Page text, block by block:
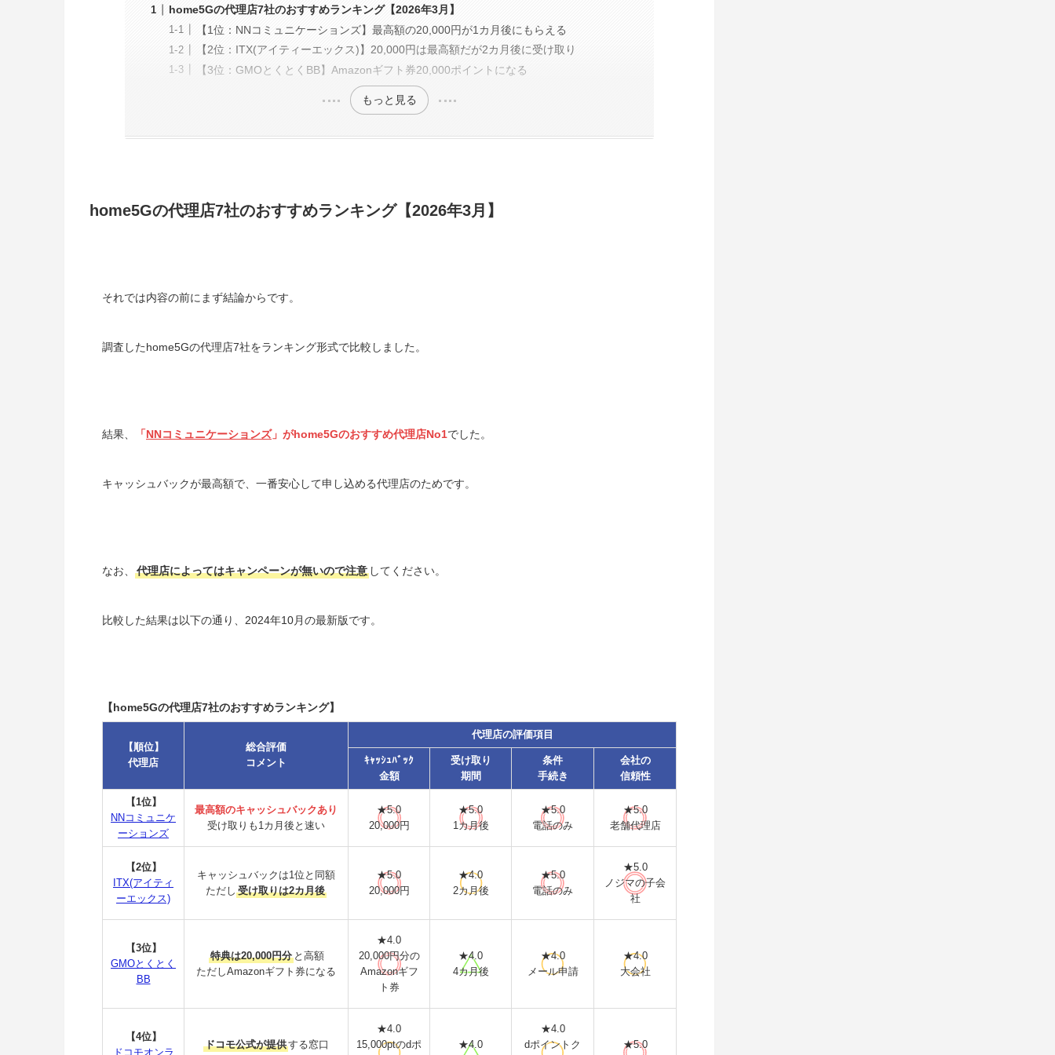
home5Gの代理店7社のおすすめランキング【2026年3月】
【1位：NNコミュニケーションズ】最高額の20,000円が1カ月後にもらえる
【2位：ITX(アイティーエックス)】20,000円は最高額だが2カ月後に受け取り
【3位：GMOとくとくBB】Amazonギフト券20,000ポイントになる
もっと見る
home5Gの代理店7社のおすすめランキング【2026年3月】
それでは内容の前にまず結論からです。
調査したhome5Gの代理店7社をランキング形式で比較しました。
結果、 「NNコミュニケーションズ」がhome5Gのおすすめ代理店No1でした。
キャッシュバックが最高額で、一番安心して申し込める代理店のためです。
なお、 代理店によってはキャンペーンが無いので注意 してください。
比較した結果は以下の通り、2024年10月の最新版です。
【home5Gの代理店7社のおすすめランキング】
【順位】
代理店
総合評価
コメント
代理店の評価項目
ｷｬｯｼｭﾊﾞｯｸ
金額
受け取り
期間
条件
手続き
会社の
信頼性
【1位】
NNコミュニケ
ーションズ
最高額のキャッシュバックあり
受け取りも1カ月後と速い
★5.0
20,000円
★5.0
1カ月後
★5.0
電話のみ
★5.0
老舗代理店
【2位】
ITX(アイティ
ーエックス)
キャッシュバックは1位と同額
ただし 受け取りは2カ月後
★5.0
20,000円
★4.0
2カ月後
★5.0
電話のみ
★5.0
ノジマの子会
社
【3位】
GMOとくとく
BB
特典は20,000円分と高額
ただしAmazonギフト券になる
★4.0
20,000円分の
Amazonギフ
ト券
★4.0
4カ月後
★4.0
メール申請
★4.0
大会社
【4位】
ドコモオンラ
ドコモ公式が提供する窓口
★4.0
15,000ptのdポ
★4.0
★4.0
dポイントク
★5.0